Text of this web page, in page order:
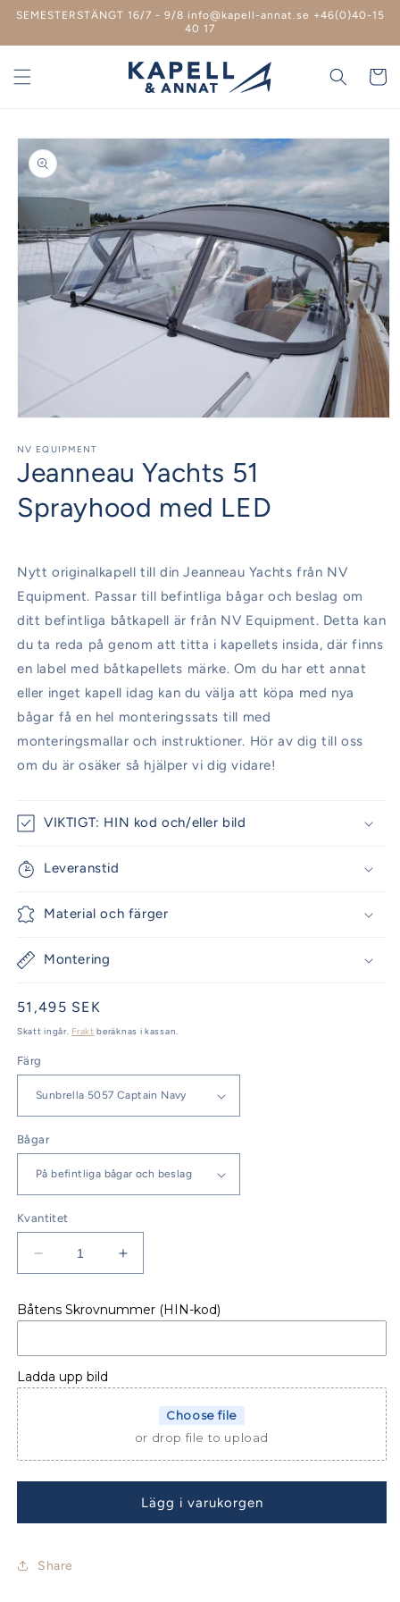
vidare
innehåll
SEMESTERSTÄNGT 16/7 - 9/8 info@kapell-annat.se +46(0)40-15
40 17
vidare till
1
modalfönster
NV EQUIPMENT
Jeanneau Yachts 51
Sprayhood med LED
Nytt originalkapell till din Jeanneau Yachts från NV
Equipment. Passar till befintliga bågar och beslag om
ditt befintliga båtkapell är från NV Equipment. Detta kan
du ta reda på genom att titta i kapellets insida, där finns
en label med båtkapellets märke. Om du har ett annat
eller inget kapell idag kan du välja att köpa med nya
bågar få en hel monteringssats till med
monteringsmallar och instruktioner. Hör av dig till oss
om du är osäker så hjälper vi dig vidare!
VIKTIGT: HIN kod och/eller bild
Leveranstid
Material och färger
Montering
Ordinarie
pris
51,495 SEK
Skatt ingår. Frakt beräknas i kassan.
Färg
Bågar
Kvantitet
Minska
kvantitet
Jeanneau
51
Sprayhood
med
Öka
kvantitet
Jeanneau
51
med
Båtens Skrovnummer (HIN-kod)
Ladda upp bild
Choose file
or drop file to upload
Lägg i varukorgen
Share